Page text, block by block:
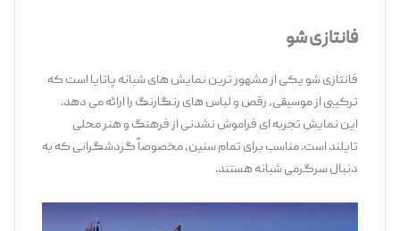
فانتازی شو
فانتازی شو یکی از مشهور ترین نمایش‌ های شبانه پاتایا است که
ترکیبی از موسیقی، رقص و لباس ‌های رنگارنگ را ارائه می ‌دهد.
این نمایش تجربه ‌ای فراموش ‌نشدنی از فرهنگ و هنر محلی
تایلند است. مناسب برای تمام سنین، مخصوصاً گردشگرانی که به
دنبال سرگرمی شبانه هستند.